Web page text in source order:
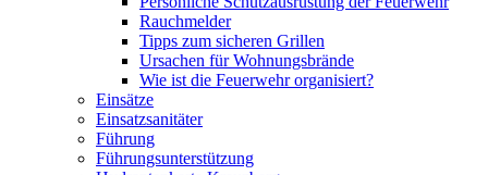
Rauchmelder
Tipps zum sicheren Grillen
Ursachen für Wohnungsbrände
Wie ist die Feuerwehr organisiert?
Einsätze
Einsatzsanitäter
Führung
Führungsunterstützung